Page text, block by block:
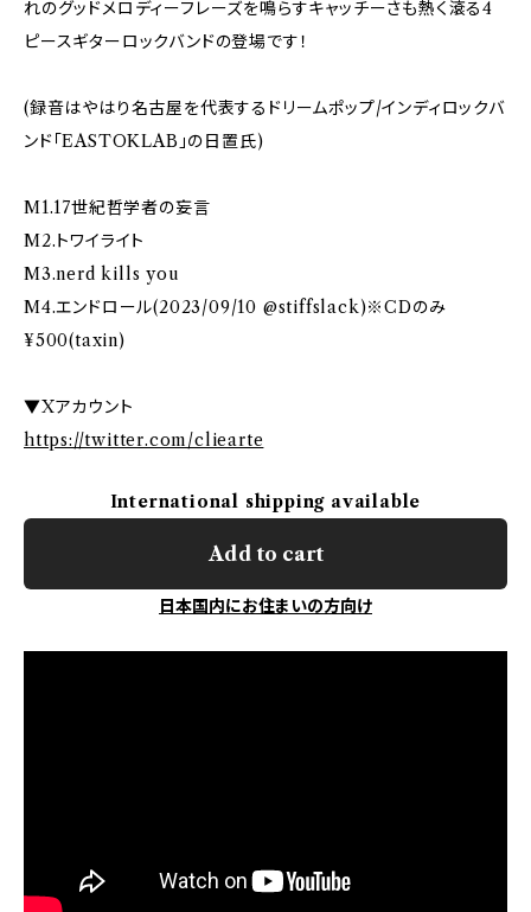
れのグッドメロディーフレーズを鳴らすキャッチーさも熱く滾る4
ピースギターロックバンドの登場です！
(録音はやはり名古屋を代表するドリームポップ/インディロックバ
ンド「EASTOKLAB」の日置氏)
M1.17世紀哲学者の妄言
M2.トワイライト
M3.nerd kills you
M4.エンドロール(2023/09/10 @stiffslack)※CDのみ
¥500(taxin)
▼Xアカウント
https://twitter.com/cliearte
International shipping available
Add to cart
日本国内にお住まいの方向け